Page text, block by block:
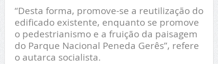
“Desta forma, promove-se a reutilização do
edificado existente, enquanto se promove
o pedestrianismo e a fruição da paisagem
do Parque Nacional Peneda Gerês”, refere
o autarca socialista.